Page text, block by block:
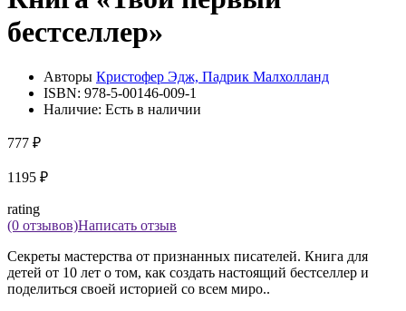
бестселлер»
Авторы Кристофер Эдж, Падрик Малхолланд
ISBN: 978-5-00146-009-1
Наличие: Есть в наличии
777 ₽
1195 ₽
rating
(0 отзывов)Написать отзыв
Секреты мастерства от признанных писателей. Книга для
детей от 10 лет о том, как создать настоящий бестселлер и
поделиться своей историей со всем миро..